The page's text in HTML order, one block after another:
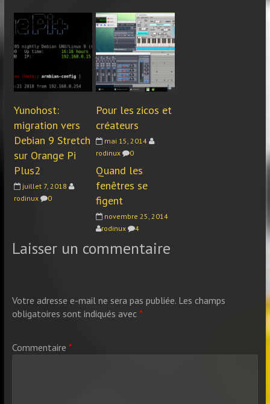
Yunohost:
migration vers
Debian 9 Stretch
sur Orange Pi
Plus2
juillet 7, 2018
rodinux
0
Pour les zicos et
créateurs
mai 15, 2014
rodinux
0
Quand les
fenêtres se
figent
novembre 25, 2014
rodinux
4
Laisser un commentaire
Votre adresse e-mail ne sera pas publiée. Les champs
obligatoires sont indiqués avec *
Commentaire *